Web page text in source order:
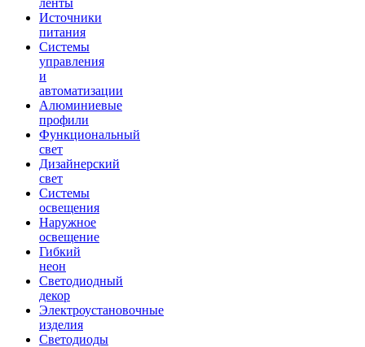
ленты
Источники
питания
Системы
управления
и
автоматизации
Алюминиевые
профили
Функциональный
свет
Дизайнерский
свет
Системы
освещения
Наружное
освещение
Гибкий
неон
Светодиодный
декор
Электроустановочные
изделия
Светодиоды